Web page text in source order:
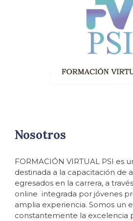
Nosotros
FORMACIÓN VIRTUAL PSI es
destinada a la capacitación de
egresados en la carrera, a
online integrada por jóvenes
amplia experiencia. Somos un
constantemente la excelencia